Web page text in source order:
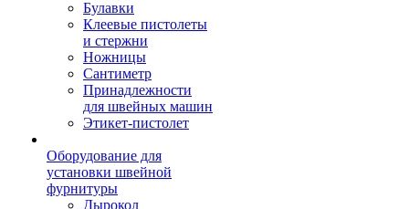
Булавки
Клеевые пистолеты
и стержни
Ножницы
Сантиметр
Принадлежности
для швейных машин
Этикет-пистолет
Оборудование для
установки швейной
фурнитуры
Дырокол